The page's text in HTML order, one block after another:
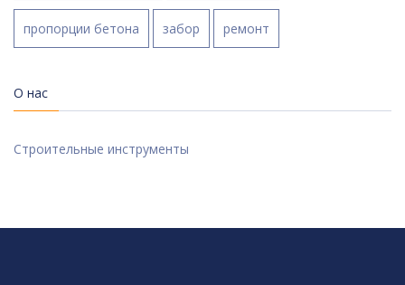
пропорции бетона забор ремонт
О нас
Строительные инструменты